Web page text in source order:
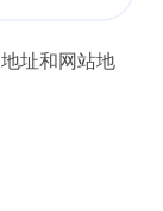
址和网站地